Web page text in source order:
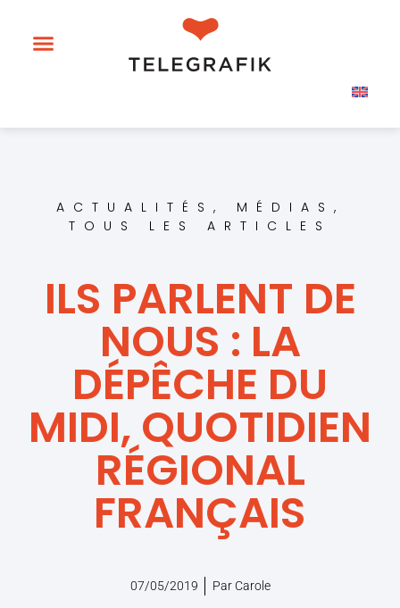
ACTUALITÉS , MÉDIAS ,
TOUS LES ARTICLES
ILS PARLENT DE
NOUS : LA
DÉPÊCHE DU
MIDI, QUOTIDIEN
RÉGIONAL
FRANÇAIS
07/05/2019 ParCarole